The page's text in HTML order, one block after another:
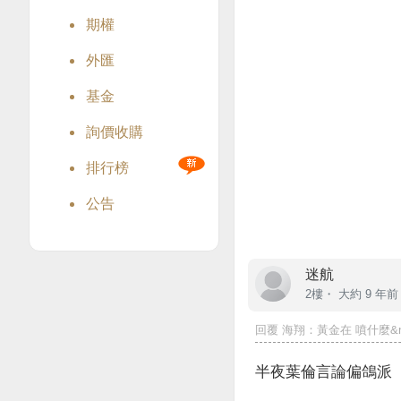
期權
外匯
基金
詢價收購
排行榜
公告
迷航
2樓・ 大約 9 年前
回覆海翔 ：黃金在 噴什麼
半夜葉倫言論偏鴿派